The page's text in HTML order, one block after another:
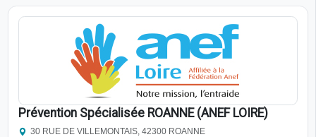
Prévention Spécialisée ROANNE (ANEF LOIRE)
30 RUE DE VILLEMONTAIS, 42300 ROANNE